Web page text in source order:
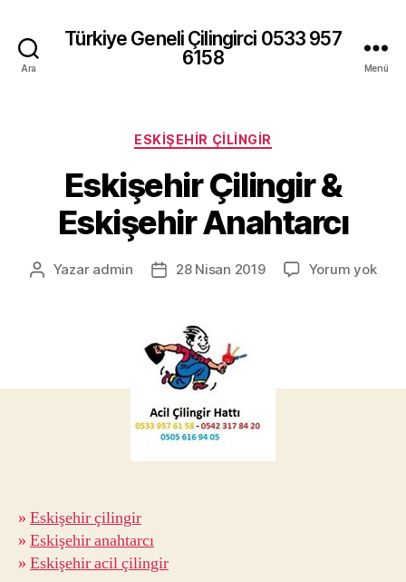
Ara
Türkiye Geneli Çilingirci 0533 957
6158
Menü
Kategoriler
ESKIŞEHIR ÇILINGIR
Eskişehir Çilingir &
Eskişehir Anahtarcı
Yazının
Yazar admin
Yazı28 Nisan 2019 Yorum yok
» Eskişehir çilingir
» Eskişehir anahtarcı
» Eskişehir acil çilingir